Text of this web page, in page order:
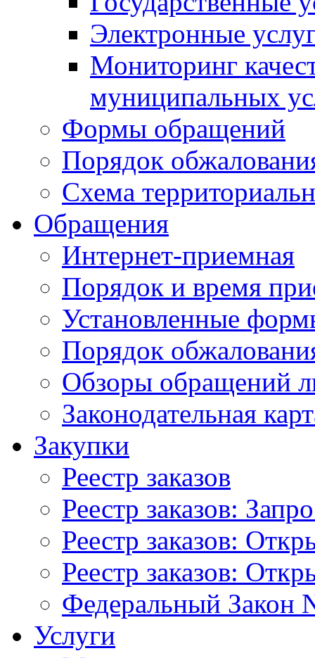
Электронные
Мониторинг
муниципальных
Формы обращений
Порядок
Схема
Обращения
Интернет-приемная
Порядок и время
Установленные
Порядок
Обзоры обращений
Законодательная
Закупки
Реестр заказов
Реестр заказов:
Реестр заказов:
Реестр заказов:
Федеральный Закон
Услуги